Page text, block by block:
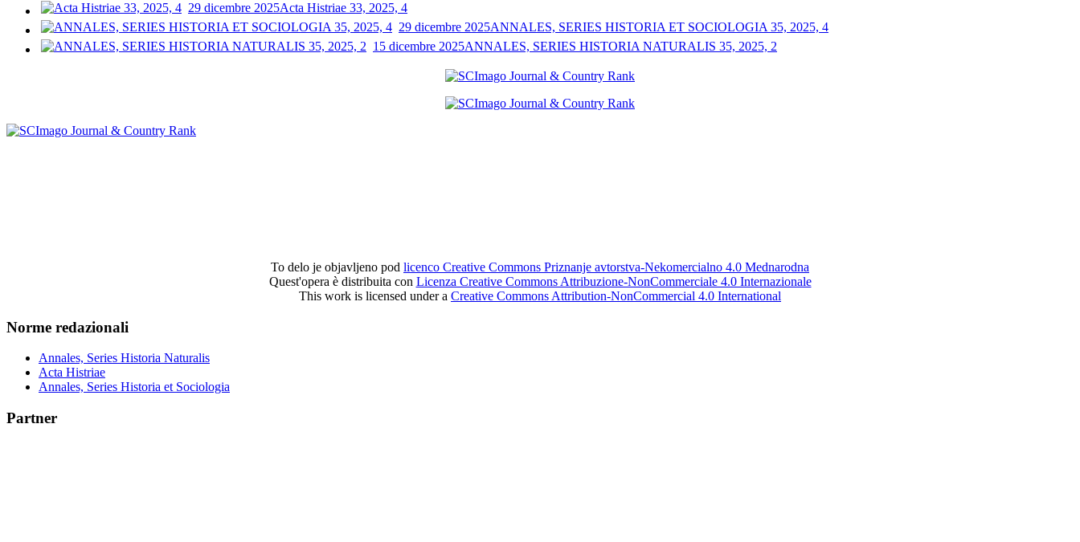
29 dicembre 2025Acta Histriae 33, 2025, 4
29 dicembre 2025ANNALES, SERIES HISTORIA ET SOCIOLOGIA 35, 2025, 4
15 dicembre 2025ANNALES, SERIES HISTORIA NATURALIS 35, 2025, 2
To delo je objavljeno pod licenco Creative Commons Priznanje avtorstva-Nekomercialno 4.0 Mednarodna
Quest'opera è distribuita con Licenza Creative Commons Attribuzione-NonCommerciale 4.0 Internazionale
This work is licensed under a Creative Commons Attribution-NonCommercial 4.0 International
Norme redazionali
Annales, Series Historia Naturalis
Acta Histriae
Annales, Series Historia et Sociologia
Partner